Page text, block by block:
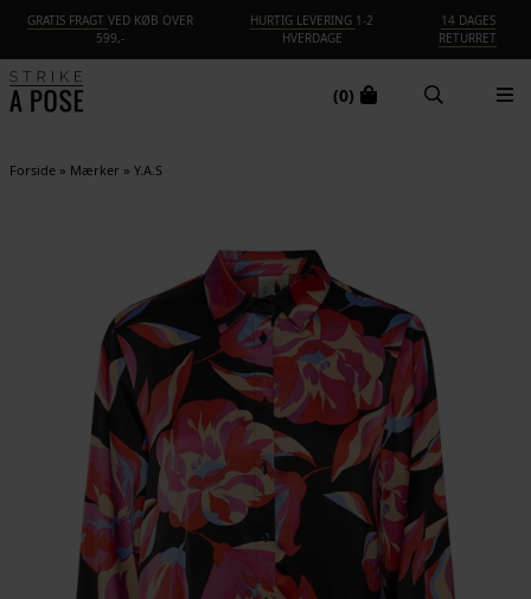
GRATIS FRAGT VED KØB OVER
599,-
HURTIG LEVERING 1-2
HVERDAGE
14 DAGES
RETURRET
(0)
Forside» Mærker » Y.A.S